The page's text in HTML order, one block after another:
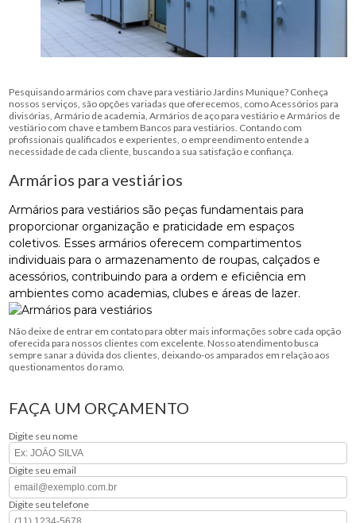
Pesquisando armários com chave para vestiário Jardins Munique? Conheça
nossos serviços, são opções variadas que oferecemos, como Acessórios para
divisórias, Armário de academia, Armários de aço para vestiário e Armários de
vestiário com chave e tambem Bancos para vestiários. Contando com
profissionais qualificados e experientes, o empreendimento entende a
necessidade de cada cliente, buscando a sua satisfação e confiança.
Armários para vestiários
Armários para vestiários são peças fundamentais para
proporcionar organização e praticidade em espaços
coletivos. Esses armários oferecem compartimentos
individuais para o armazenamento de roupas, calçados e
acessórios, contribuindo para a ordem e eficiência em
ambientes como academias, clubes e áreas de lazer.
Não deixe de entrar em contato para obter mais informações sobre cada opção
oferecida para nossos clientes com excelente. Nosso atendimento busca
sempre sanar a dúvida dos clientes, deixando-os amparados em relação aos
questionamentos do ramo.
FAÇA UM ORÇAMENTO
Digite seu nome
Digite seu email
Digite seu telefone